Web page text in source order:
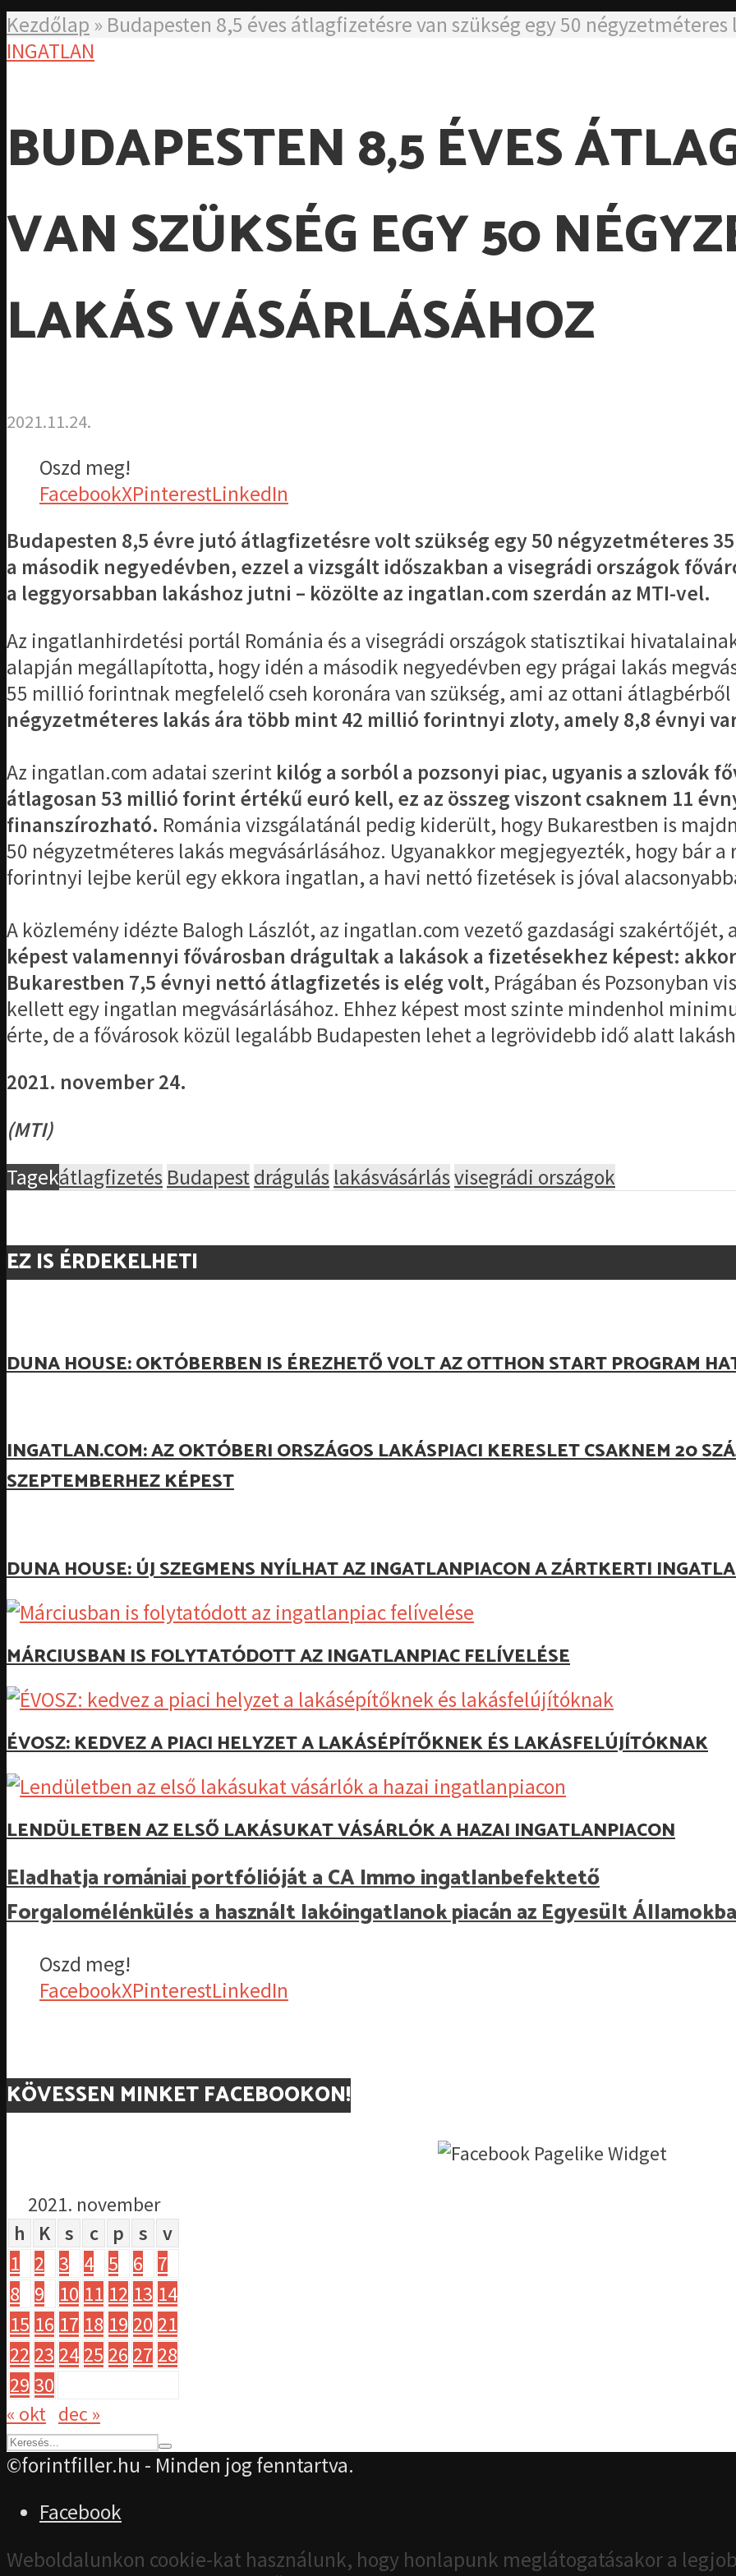
Kezdőlap » Budapesten 8,5 éves átlagfizetésre van szükség egy 50 négyzetméteres
INGATLAN
BUDAPESTEN 8,5 ÉVES
VAN SZÜKSÉG EGY 50
LAKÁS VÁSÁRLÁSÁHOZ
2021.11.24.
Oszd meg!
FacebookXPinterestLinkedIn
Budapesten 8,5 évre jutó átlagfizetésre volt szükség egy 50 négyzetméteres
a második negyedévben, ezzel a vizsgált időszakban a visegrádi országok
a leggyorsabban lakáshoz jutni – közölte az ingatlan.com szerdán az MTI-vel.
Az ingatlanhirdetési portál Románia és a visegrádi országok statisztikai
alapján megállapította, hogy idén a második negyedévben egy prágai lakás
55 millió forintnak megfelelő cseh koronára van szükség, ami az ottani átlagbérből
négyzetméteres lakás ára több mint 42 millió forintnyi zloty, amely 8,8 évnyi
Az ingatlan.com adatai szerint kilóg a sorból a pozsonyi piac, ugyanis a szlovák
átlagosan 53 millió forint értékű euró kell, ez az összeg viszont csaknem 11
finanszírozható. Románia vizsgálatánál pedig kiderült, hogy Bukarestben is
50 négyzetméteres lakás megvásárlásához. Ugyanakkor megjegyezték, hogy bár
forintnyi lejbe kerül egy ekkora ingatlan, a havi nettó fizetések is jóval
A közlemény idézte Balogh Lászlót, az ingatlan.com vezető gazdasági szakértőjét,
képest valamennyi fővárosban drágultak a lakások a fizetésekhez képest:
Bukarestben 7,5 évnyi nettó átlagfizetés is elég volt, Prágában és Pozsonyban
kellett egy ingatlan megvásárlásához. Ehhez képest most szinte mindenhol
érte, de a fővárosok közül legalább Budapesten lehet a legrövidebb idő alatt
2021. november 24.
(MTI)
Tagekátlagfizetés Budapestdrágulás lakásvásárlásvisegrádi országok
EZ IS ÉRDEKELHETI
DUNA HOUSE: OKTÓBERBEN IS ÉREZHETŐ VOLT AZ OTTHON START PROGRAM
INGATLAN.COM: AZ OKTÓBERI ORSZÁGOS LAKÁSPIACI KERESLET CSAKNEM 20
SZEPTEMBERHEZ KÉPEST
DUNA HOUSE: ÚJ SZEGMENS NYÍLHAT AZ INGATLANPIACON A ZÁRTKERTI
MÁRCIUSBAN IS FOLYTATÓDOTT AZ INGATLANPIAC FELÍVELÉSE
ÉVOSZ: KEDVEZ A PIACI HELYZET A LAKÁSÉPÍTŐKNEK ÉS LAKÁSFELÚJÍTÓKNAK
LENDÜLETBEN AZ ELSŐ LAKÁSUKAT VÁSÁRLÓK A HAZAI INGATLANPIACON
Eladhatja romániai portfólióját a CA Immo ingatlanbefektető
Forgalomélénkülés a használt lakóingatlanok piacán az Egyesült
Oszd meg!
FacebookXPinterestLinkedIn
KÖVESSEN MINKET FACEBOOKON!
2021. november
h
K s c p s
v
1
2 3 4 5 6
7
8
9 10 11 12 13 14
15 16 17 18 19 20 21
22 23 24 25 26 27 28
29 30
« okt dec »
©forintfiller.hu - Minden jog fenntartva.
Facebook
Weboldalunkon cookie-kat használunk, hogy honlapunk meglátogatásakor a